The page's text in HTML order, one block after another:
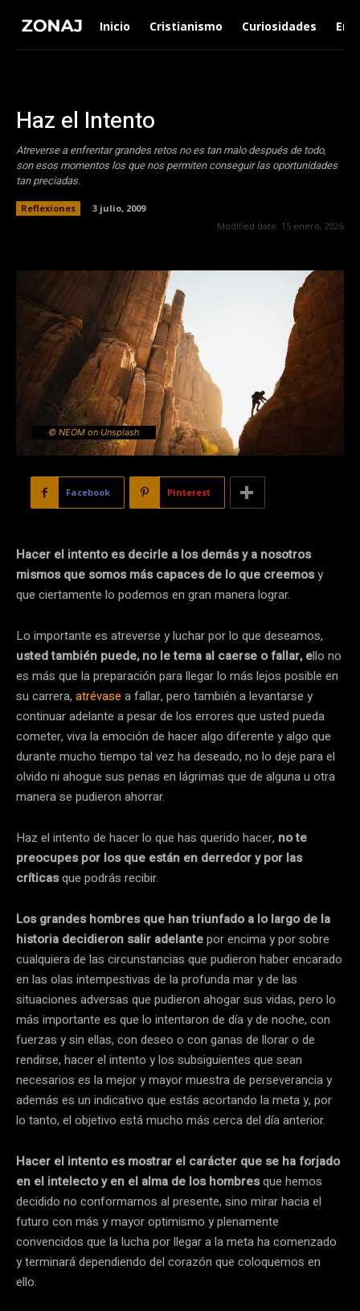
Inicio Cristianismo Curiosidades
Haz el Intento
Atreverse a enfrentar grandes retos no es tan malo después de todo,
son esos momentos los que nos permiten conseguir las oportunidades
tan preciadas.
Reflexiones
3 julio, 2009
Modified date: 15 enero, 2026
© NEOM on Unsplash
Facebook Pinterest
Hacer el intento es decirle a los demás y a nosotros
mismos que somos más capaces de lo que creemosy
que ciertamente lo podemos en gran manera lograr.
Lo importante es atreverse y luchar por lo que deseamos,
usted también puede, no le tema al caerse o fallar, ello no
es más que la preparación para llegar lo más lejos posible en
su carrera, atrévase a fallar, pero también a levantarse y
continuar adelante a pesar de los errores que usted pueda
cometer, viva la emoción de hacer algo diferente y algo que
durante mucho tiempo tal vez ha deseado, no lo deje para el
olvido ni ahogue sus penas en lágrimas que de alguna u otra
manera se pudieron ahorrar.
Haz el intento de hacer lo que has querido hacer, no te
preocupes por los que están en derredor y por las
críticasque podrás recibir.
Los grandes hombres que han triunfado a lo largo de la
historia decidieron salir adelantepor encima y por sobre
cualquiera de las circunstancias que pudieron haber encarado
en las olas intempestivas de la profunda mar y de las
situaciones adversas que pudieron ahogar sus vidas, pero lo
más importante es que lo intentaron de día y de noche, con
fuerzas y sin ellas, con deseo o con ganas de llorar o de
rendirse, hacer el intento y los subsiguientes que sean
necesarios es la mejor y mayor muestra de perseverancia y
además es un indicativo que estás acortando la meta y, por
lo tanto, el objetivo está mucho más cerca del día anterior.
Hacer el intento es mostrar el carácter que se ha forjado
en el intelecto y en el alma de los hombresque hemos
decidido no conformarnos al presente, sino mirar hacia el
futuro con más y mayor optimismo y plenamente
convencidos que la lucha por llegar a la meta ha comenzado
y terminará dependiendo del corazón que coloquemos en
ello.